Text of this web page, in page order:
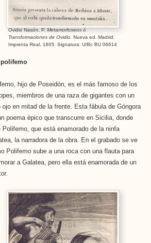
Ovidio Nasón, P.Metamorfoseos ó
Transformaciones de Ovidio. Nueva ed. Madrid:
Imprenta Real, 1805. Signatura: U/Bc BU 06614
hijo de Poseidón, es el más famoso de los
miembros de una raza de gigantes con un
ojo en mitad de la frente. Esta fábula de Góngora
poema épico que transcurre en Sicilia, donde
Polifemo, que está enamorado de la ninfa
la narradora de la obra. En el grabado se ve
Polifemo sube a una roca con una flauta para
a Galatea, pero ella está enamorada de un